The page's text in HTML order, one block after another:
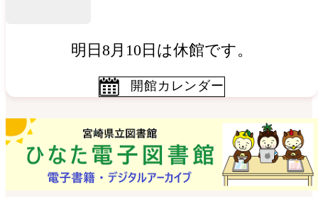
明日8月10日は休館です。
開館カレンダー